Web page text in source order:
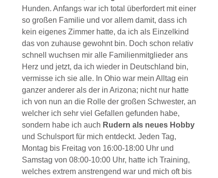
Hunden. Anfangs war ich total überfordert mit einer
so großen Familie und vor allem damit, dass ich
kein eigenes Zimmer hatte, da ich als Einzelkind
das von zuhause gewohnt bin. Doch schon relativ
schnell wuchsen mir alle Familienmitglieder ans
Herz und jetzt, da ich wieder in Deutschland bin,
vermisse ich sie alle. In Ohio war mein Alltag ein
ganzer anderer als der in Arizona; nicht nur hatte
ich von nun an die Rolle der großen Schwester, an
welcher ich sehr viel Gefallen gefunden habe,
sondern habe ich auch Rudern als neues Hobby
und Schulsport für mich entdeckt. Jeden Tag,
Montag bis Freitag von 16:00-18:00 Uhr und
Samstag von 08:00-10:00 Uhr, hatte ich Training,
welches extrem anstrengend war und mich oft bis